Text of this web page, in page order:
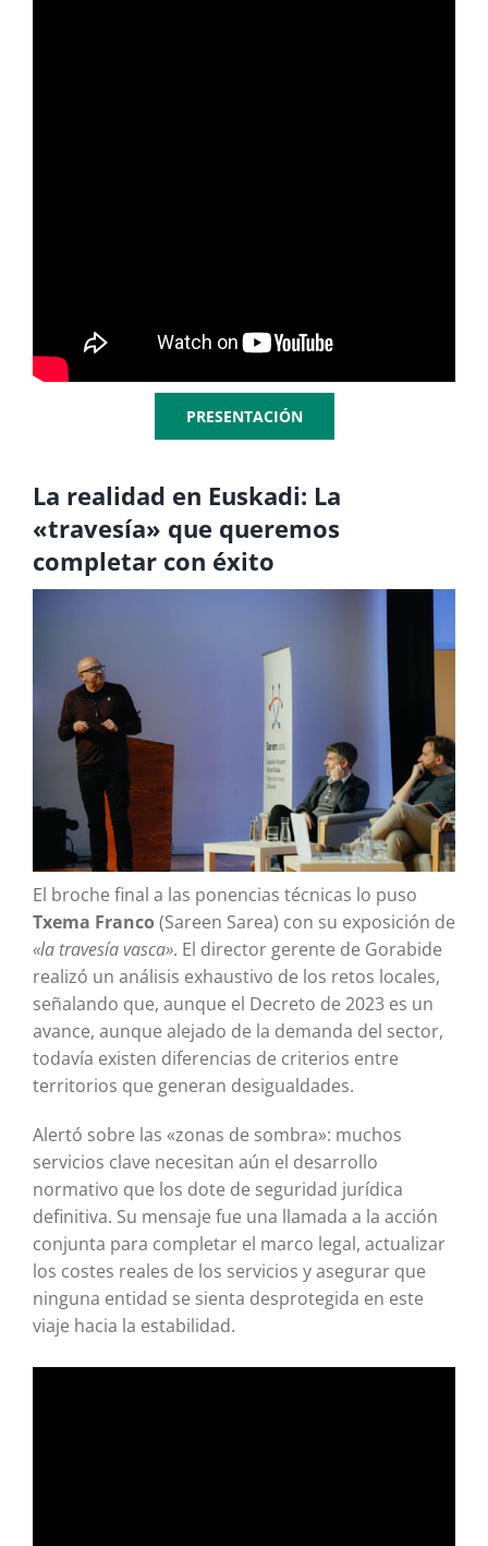
PRESENTACIÓN
La realidad en Euskadi: La
«travesía» que queremos
completar con éxito
El broche final a las ponencias técnicas lo puso
Txema Franco(Sareen Sarea) con su exposición de
«la travesía vasca». El director gerente de Gorabide
realizó un análisis exhaustivo de los retos locales,
señalando que, aunque el Decreto de 2023 es un
avance, aunque alejado de la demanda del sector,
todavía existen diferencias de criterios entre
territorios que generan desigualdades.
Alertó sobre las «zonas de sombra»: muchos
servicios clave necesitan aún el desarrollo
normativo que los dote de seguridad jurídica
definitiva. Su mensaje fue una llamada a la acción
conjunta para completar el marco legal, actualizar
los costes reales de los servicios y asegurar que
ninguna entidad se sienta desprotegida en este
viaje hacia la estabilidad.